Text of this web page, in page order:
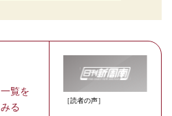
一覧を
みる
［読者の声］